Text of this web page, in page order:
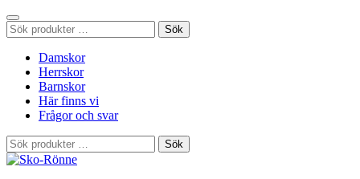
Sök
efter:
Sök
Damskor
Herrskor
Barnskor
Här finns vi
Frågor och svar
Sök
efter:
Sök